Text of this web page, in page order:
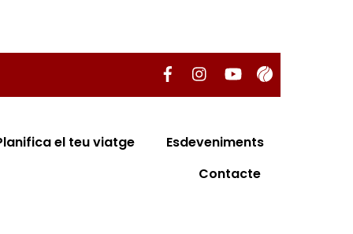
el teu viatge
Esdeveniments
Contacte